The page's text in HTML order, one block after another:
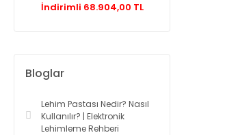
İndirimli 68.904,00 TL
Bloglar
Lehim Pastası Nedir? Nasıl
Kullanılır? | Elektronik
Lehimleme Rehberi